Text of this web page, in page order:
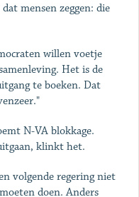
mensen zeggen: die
willen voetje
Het is de
te boeken. Dat
N-VA blokkage.
klinkt het.
volgende regering niet
doen. Anders